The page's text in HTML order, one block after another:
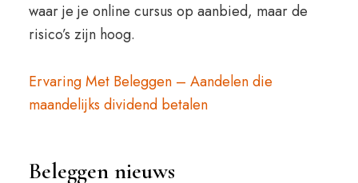
waar je je online cursus op aanbied, maar de
risico’s zijn hoog.
Ervaring Met Beleggen – Aandelen die
maandelijks dividend betalen
Beleggen nieuws